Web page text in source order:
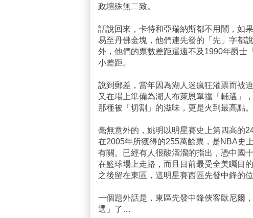
政壇殊無二致。
話說回來，卡特和亞瑞納斯都不用鬧，如
易至丹佛金塊，他們連先發的「先」字都
外，他們的票數差距還遠不及1990年爵士
小差距。
說到郵差，當年因為湖人迷瘋狂灌票而被
又在場上準備為湖人布萊恩單擋「輔選」
那種被「切割」的滋味，更是火到最高點。
毫無意外的，姚明以明星賽史上第四高的
在2005年所獲得的255萬餘票，是NBA史
有關。已經有人很酸溜溜的指出，憑中國
在籃球場上走路，而且目前最受全美矚目
之後留在東區，這明星賽西區先發中鋒的
一個題外話是，東區先發中鋒俠客歐尼爾
選」了…